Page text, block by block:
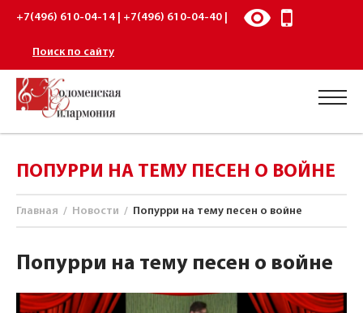
+7(496) 610-04-14 | +7(496) 610-04-40 |
Поиск по сайту
ПОПУРРИ НА ТЕМУ ПЕСЕН О ВОЙНЕ
Главная / Новости / Попурри на тему песен о войне
Попурри на тему песен о войне